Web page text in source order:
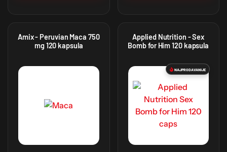
Amix - Peruvian Maca 750
mg 120 kapsula
Applied Nutrition - Sex
Bomb for Him 120 kapsula
NAJPRODAVANIJE